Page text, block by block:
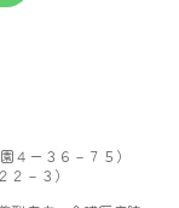
４ー３６－７５）
－３）